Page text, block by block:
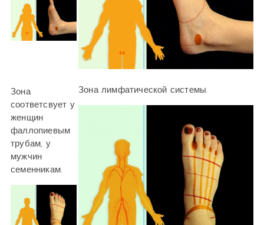
Зона
соответсвует у
женщин
фаллопиевым
трубам, у
мужчин
семенникам.
Зона лимфатической системы.